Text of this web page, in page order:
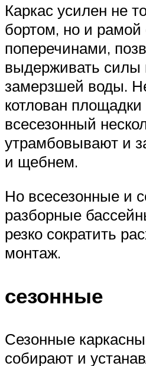
Каркас усилен не
бортом, но и
поперечинами,
выдерживать силы
замерзшей воды.
котлован
всесезонный
утрамбовывают и
и щебнем.
Но всесезонные и
разборные
резко сократить
монтаж.
сезонные
Сезонные
собирают и